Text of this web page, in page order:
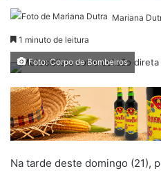
Mariana
1 minuto de leitura
Foto: Corpo de Bombeiros
Na tarde deste domingo (21),